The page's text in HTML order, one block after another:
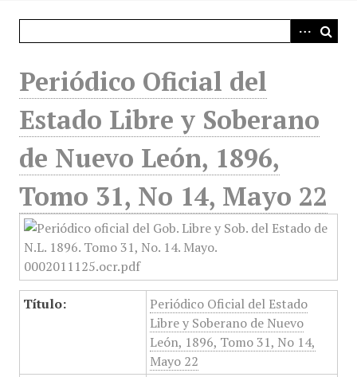
Periódico Oficial del
Estado Libre y Soberano
de Nuevo León, 1896,
Tomo 31, No 14, Mayo 22
Título:
Periódico Oficial del Estado
Libre y Soberano de Nuevo
León, 1896, Tomo 31, No 14,
Mayo 22